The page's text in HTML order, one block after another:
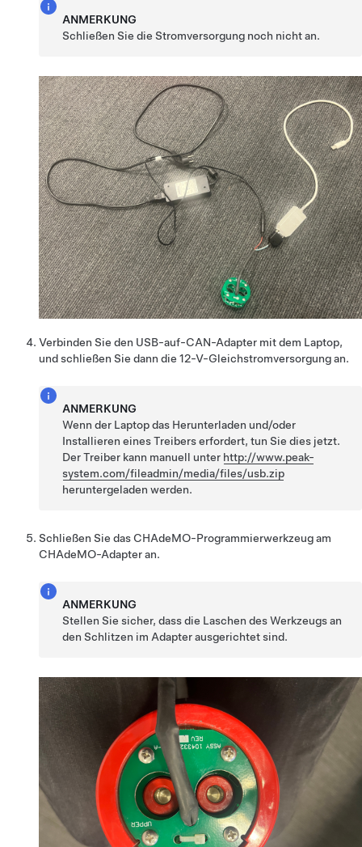
ANMERKUNG
Schließen Sie die Stromversorgung noch nicht an.
Verbinden Sie den USB-auf-CAN-Adapter mit dem Laptop,
und schließen Sie dann die 12-V-Gleichstromversorgung an.
ANMERKUNG
Wenn der Laptop das Herunterladen und/oder
Installieren eines Treibers erfordert, tun Sie dies jetzt.
Der Treiber kann manuell unter http://www.peak-
system.com/fileadmin/media/files/usb.zip
heruntergeladen werden.
Schließen Sie das CHAdeMO-Programmierwerkzeug am
CHAdeMO-Adapter an.
ANMERKUNG
Stellen Sie sicher, dass die Laschen des Werkzeugs an
den Schlitzen im Adapter ausgerichtet sind.